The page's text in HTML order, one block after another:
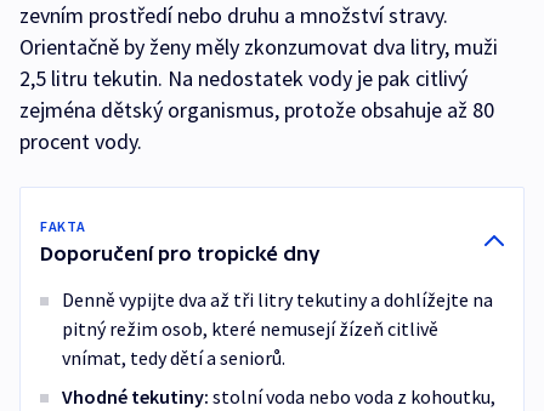
zevním prostředí nebo druhu a množství stravy.
Orientačně by ženy měly zkonzumovat dva litry, muži
2,5 litru tekutin. Na nedostatek vody je pak citlivý
zejména dětský organismus, protože obsahuje až 80
procent vody.
FAKTA
Doporučení pro tropické dny
Denně vypijte dva až tři litry tekutiny a dohlížejte na
pitný režim osob, které nemusejí žízeň citlivě
vnímat, tedy dětí a seniorů.
Vhodné tekutiny: stolní voda nebo voda z kohoutku,